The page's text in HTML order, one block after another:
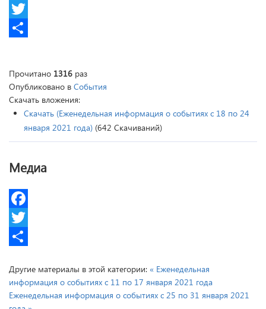
Facebook
Twitter
Прочитано 1316 раз
Опубликовано в События
Скачать вложения:
Скачать (Еженедельная информация о событиях с 18 по 24
января 2021 года) (642 Скачиваний)
Медиа
Facebook
Twitter
Другие материалы в этой категории: « Еженедельная
информация о событиях с 11 по 17 января 2021 года
Еженедельная информация о событиях с 25 по 31 января 2021